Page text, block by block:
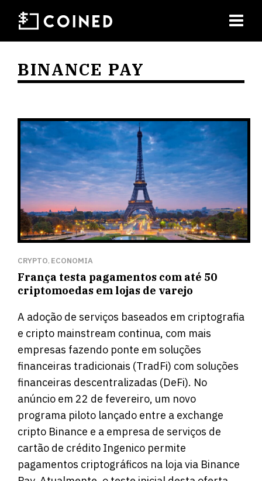
BINANCE PAY
CRYPTO, ECONOMIA
França testa pagamentos com até 50
criptomoedas em lojas de varejo
A adoção de serviços baseados em criptografia
e cripto mainstream continua, com mais
empresas fazendo ponte em soluções
financeiras tradicionais (TradFi) com soluções
financeiras descentralizadas (DeFi). No
anúncio em 22 de fevereiro, um novo
programa piloto lançado entre a exchange
cripto Binance e a empresa de serviços de
cartão de crédito Ingenico permite
pagamentos criptográficos na loja via Binance